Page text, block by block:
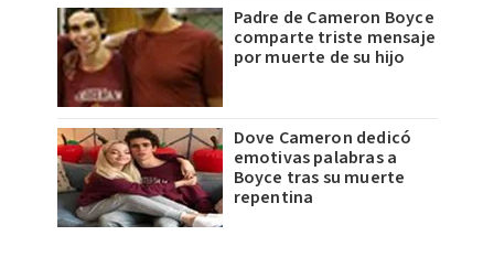
Padre de Cameron Boyce
comparte triste mensaje
por muerte de su hijo
Dove Cameron dedicó
emotivas palabras a
Boyce tras su muerte
repentina